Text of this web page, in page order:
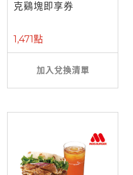
克鷄塊即享券
1,471點
加入兌換清單